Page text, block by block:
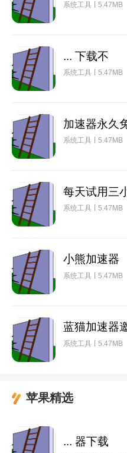
系统工具 5.47MB
... 下载不
系统工具 5.47MB
加速器永久
系统工具 5.47MB
每天试用三
系统工具 5.47MB
小熊加速器
系统工具 5.47MB
蓝猫加速器
系统工具 5.47MB
苹果精选
... 器下载